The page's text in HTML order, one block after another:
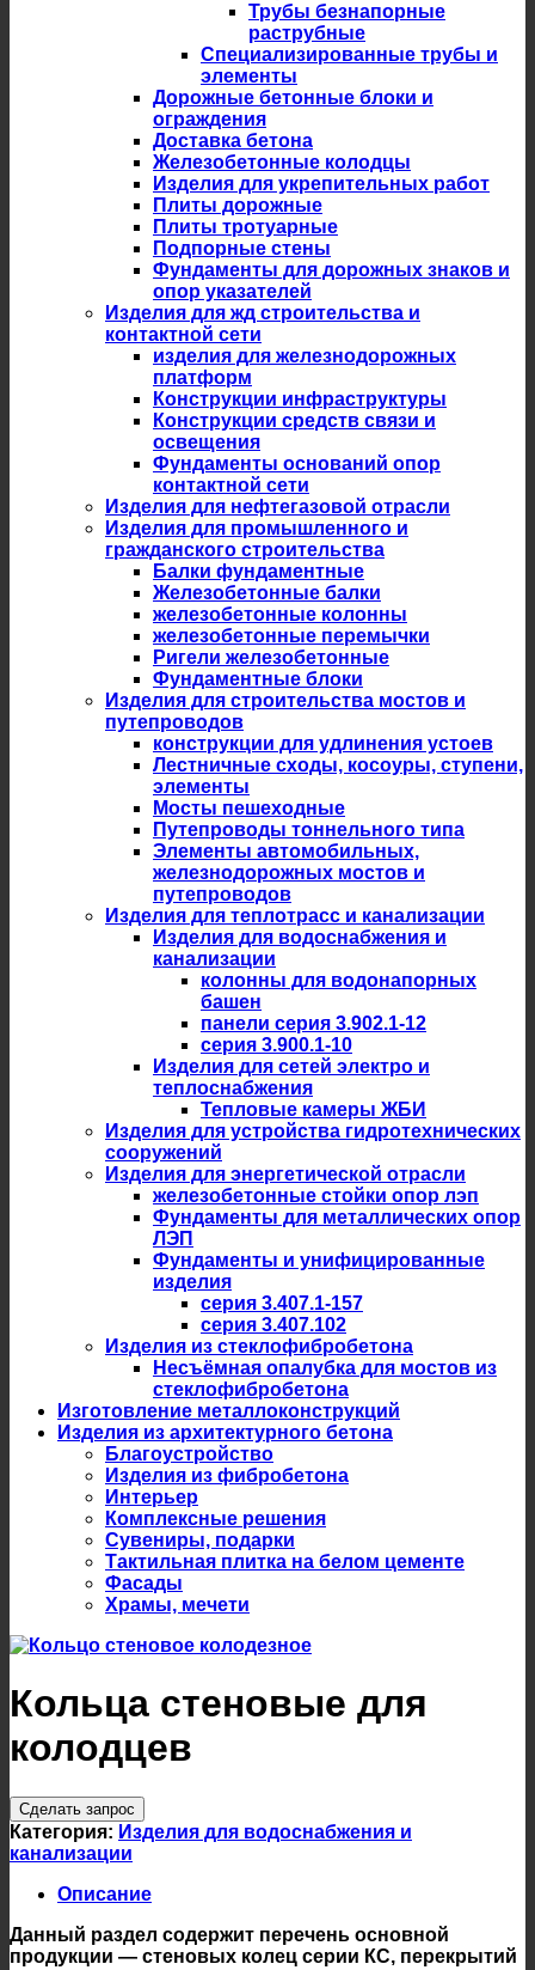
Трубы безнапорные
раструбные
Специализированные трубы и
элементы
Дорожные бетонные блоки и
ограждения
Доставка бетона
Железобетонные колодцы
Изделия для укрепительных работ
Плиты дорожные
Плиты тротуарные
Подпорные стены
Фундаменты для дорожных знаков и
опор указателей
Изделия для жд строительства и
контактной сети
изделия для железнодорожных
платформ
Конструкции инфраструктуры
Конструкции средств связи и
освещения
Фундаменты оснований опор
контактной сети
Изделия для нефтегазовой отрасли
Изделия для промышленного и
гражданского строительства
Балки фундаментные
Железобетонные балки
железобетонные колонны
железобетонные перемычки
Ригели железобетонные
Фундаментные блоки
Изделия для строительства мостов и
путепроводов
конструкции для удлинения устоев
Лестничные сходы, косоуры, ступени,
элементы
Мосты пешеходные
Путепроводы тоннельного типа
Элементы автомобильных,
железнодорожных мостов и
путепроводов
Изделия для теплотрасс и канализации
Изделия для водоснабжения и
канализации
колонны для водонапорных
башен
панели серия 3.902.1-12
серия 3.900.1-10
Изделия для сетей электро и
теплоснабжения
Тепловые камеры ЖБИ
Изделия для устройства гидротехнических
сооружений
Изделия для энергетической отрасли
железобетонные стойки опор лэп
Фундаменты для металлических опор
ЛЭП
Фундаменты и унифицированные
изделия
серия 3.407.1-157
серия 3.407.102
Изделия из стеклофибробетона
Несъёмная опалубка для мостов из
стеклофибробетона
Изготовление металлоконструкций
Изделия из архитектурного бетона
Благоустройство
Изделия из фибробетона
Интерьер
Комплексные решения
Сувениры, подарки
Тактильная плитка на белом цементе
Фасады
Храмы, мечети
Кольца стеновые для
колодцев
Сделать запрос
Категория: Изделия для водоснабжения и
канализации
Описание
Данный раздел содержит перечень основной
продукции — стеновых колец серии КС, перекрытий